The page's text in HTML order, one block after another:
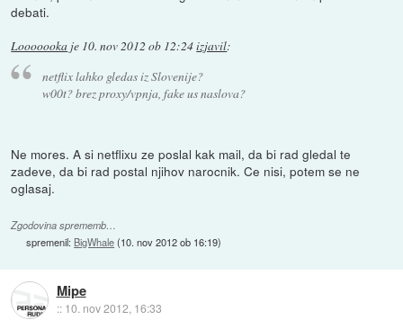
debati.
Looooooka je 10. nov 2012 ob 12:24izjavil:
netflix lahko gledas iz Slovenije?
w00t? brez proxy/vpnja, fake us naslova?
Ne mores. A si netflixu ze poslal kak mail, da bi rad gledal te
zadeve, da bi rad postal njihov narocnik. Ce nisi, potem se ne
oglasaj.
Zgodovina sprememb…
spremenil: BigWhale(10. nov 2012 ob 16:19)
Mipe
:: 10. nov 2012, 16:33